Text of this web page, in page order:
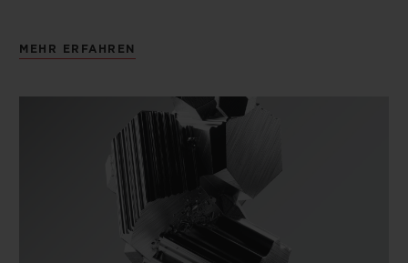
MEHR ERFAHREN